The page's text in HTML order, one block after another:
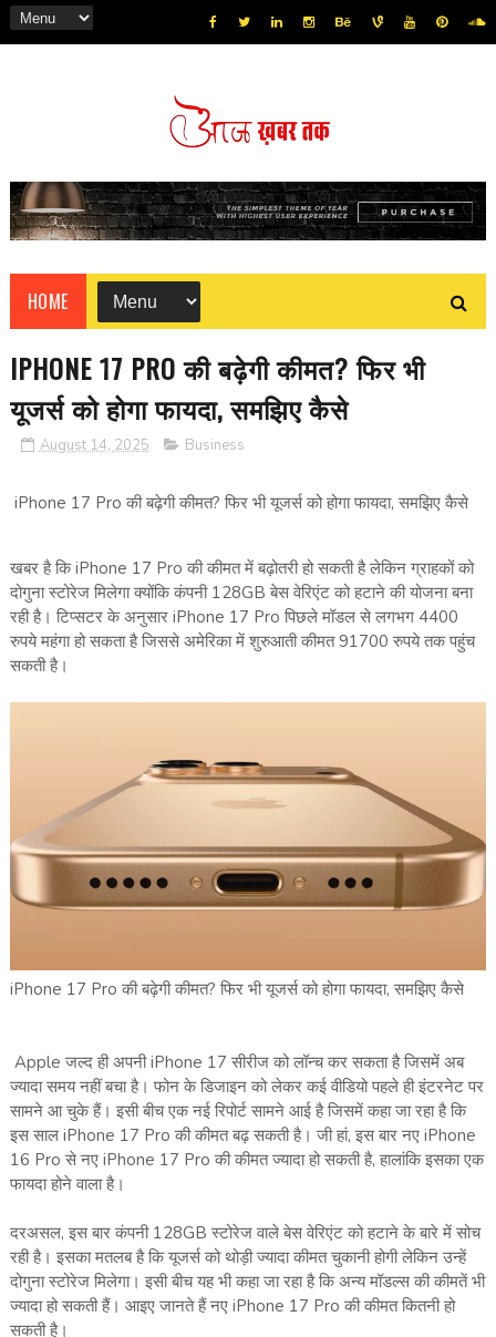
HOME
IPHONE 17 PRO की बढ़ेगी कीमत? फिर भी
यूजर्स को होगा फायदा, समझिए कैसे
August 14, 2025 Business
iPhone 17 Pro की बढ़ेगी कीमत? फिर भी यूजर्स को होगा फायदा, समझिए कैसे
खबर है कि iPhone 17 Pro की कीमत में बढ़ोतरी हो सकती है लेकिन ग्राहकों को
दोगुना स्टोरेज मिलेगा क्योंकि कंपनी 128GB बेस वेरिएंट को हटाने की योजना बना
रही है। टिप्सटर के अनुसार iPhone 17 Pro पिछले मॉडल से लगभग 4400
रुपये महंगा हो सकता है जिससे अमेरिका में शुरुआती कीमत 91700 रुपये तक पहुंच
सकती है।
iPhone 17 Pro की बढ़ेगी कीमत? फिर भी यूजर्स को होगा फायदा, समझिए कैसे
Apple जल्द ही अपनी iPhone 17 सीरीज को लॉन्च कर सकता है जिसमें अब
ज्यादा समय नहीं बचा है। फोन के डिजाइन को लेकर कई वीडियो पहले ही इंटरनेट पर
सामने आ चुके हैं। इसी बीच एक नई रिपोर्ट सामने आई है जिसमें कहा जा रहा है कि
इस साल iPhone 17 Pro की कीमत बढ़ सकती है। जी हां, इस बार नए iPhone
16 Pro से नए iPhone 17 Pro की कीमत ज्यादा हो सकती है, हालांकि इसका एक
फायदा होने वाला है।
दरअसल, इस बार कंपनी 128GB स्टोरेज वाले बेस वेरिएंट को हटाने के बारे में सोच
रही है। इसका मतलब है कि यूजर्स को थोड़ी ज्यादा कीमत चुकानी होगी लेकिन उन्हें
दोगुना स्टोरेज मिलेगा। इसी बीच यह भी कहा जा रहा है कि अन्य मॉडल्स की कीमतें भी
ज्यादा हो सकती हैं। आइए जानते हैं नए iPhone 17 Pro की कीमत कितनी हो
सकती है।